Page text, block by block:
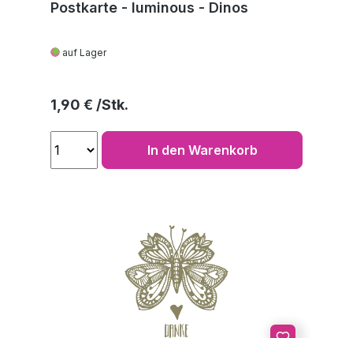
Postkarte - luminous - Dinos
auf Lager
Regulärer Preis:
1,90 €
In den Warenkorb